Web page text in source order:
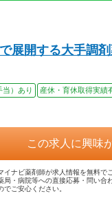
展開する大手調
当）あり 産休・育休取得実績
この求人に興味
イナビ薬剤師が求人情報を無料で
局・病院等への直接応募・問い合
でご安心ください。